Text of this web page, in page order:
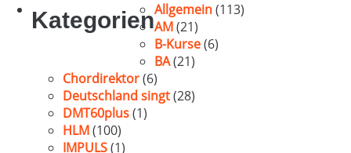
KategorienAllgemein(113)
AM(21)
B-Kurse(6)
BA(21)
Chordirektor(6)
Deutschland singt(28)
DMT60plus(1)
HLM(100)
IMPULS(1)